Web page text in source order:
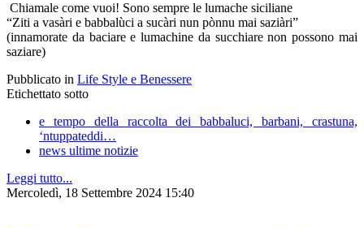
Chiamale come vuoi! Sono sempre le lumache siciliane
“Ziti a vasàri e babbalùci a sucàri nun pònnu mai saziàri”
(innamorate da baciare e lumachine da succhiare non possono mai
saziare)
Pubblicato in Life Style e Benessere
Etichettato sotto
e tempo della raccolta dei babbaluci, barbani, crastuna,
‘ntuppateddi…
news ultime notizie
Leggi tutto...
Mercoledì, 18 Settembre 2024 15:40